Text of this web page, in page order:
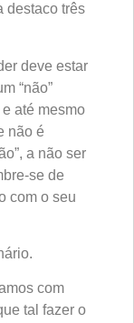
destaco três
deve estar
“não”
até mesmo
não é
a não ser
se de
com o seu
com
tal fazer o